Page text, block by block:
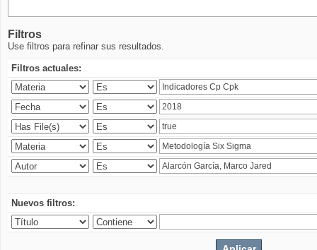
Filtros
Use filtros para refinar sus resultados.
Filtros actuales:
Nuevos filtros: